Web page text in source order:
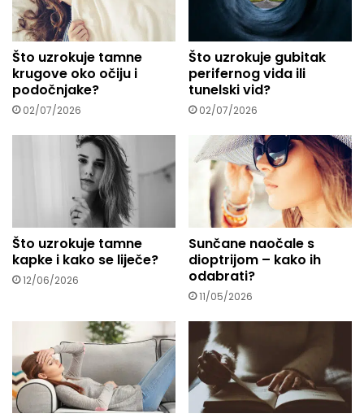
e
s
u
.
.
.
Što uzrokuje tamne
krugove oko očiju i
podočnjake?
02/07/2026
Što uzrokuje gubitak
perifernog vida ili
tunelski vid?
02/07/2026
Što uzrokuje tamne
kapke i kako se liječe?
12/06/2026
Sunčane naočale s
dioptrijom – kako ih
odabrati?
11/05/2026